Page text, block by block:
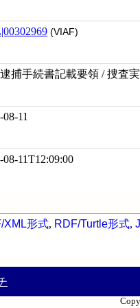
(VIAF)
捕手続書記載要領 / 捜査
08-11
08-11T12:09:00
XML形式, RDF/Turtle形式,